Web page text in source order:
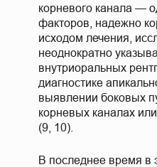
корневого канала —
факторов, надежно
исходом лечения,
неоднократно
внутриоральных
диагностике
выявлении боковых
корневых каналах
(9, 10).
В последнее время в